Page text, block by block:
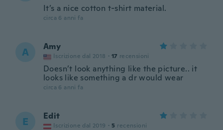
It’s a nice cotton t-shirt material.
circa 6 anni fa
A Amy
Iscrizione dal 2018 · 17 recensioni
Doesn’t look anything like the picture.. it
looks like something a dr would wear
circa 6 anni fa
E Edit
Iscrizione dal 2019 · 5 recensioni